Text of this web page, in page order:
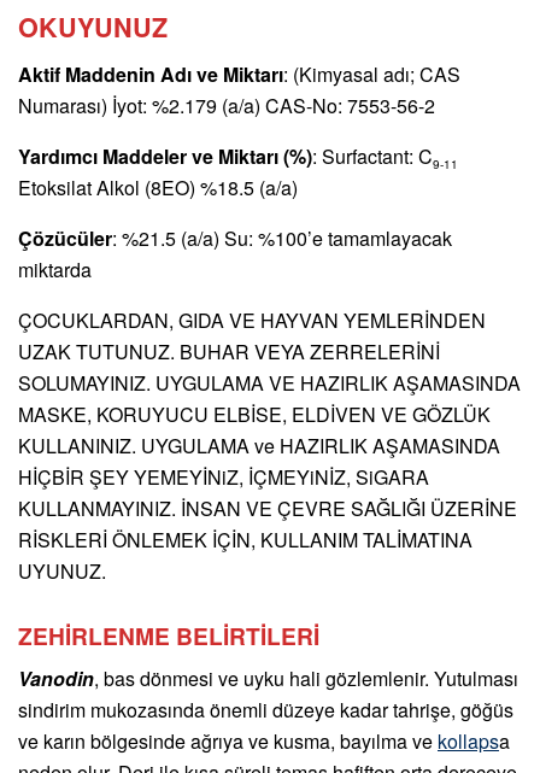
OKUYUNUZ
Aktif Maddenin Adı ve Miktarı: (Kimyasal adı; CAS
Numarası) İyot: %2.179 (a/a) CAS-No: 7553-56-2
Yardımcı Maddeler ve Miktarı (%): Surfactant: C9-11
Etoksilat Alkol (8EO) %18.5 (a/a)
Çözücüler: %21.5 (a/a) Su: %100’e tamamlayacak
miktarda
ÇOCUKLARDAN, GIDA VE HAYVAN YEMLERİNDEN
UZAK TUTUNUZ. BUHAR VEYA ZERRELERİNİ
SOLUMAYINIZ. UYGULAMA VE HAZIRLIK AŞAMASINDA
MASKE, KORUYUCU ELBİSE, ELDİVEN VE GÖZLÜK
KULLANINIZ. UYGULAMA ve HAZIRLIK AŞAMASINDA
HİÇBİR ŞEY YEMEYİNiZ, İÇMEYiNİZ, SiGARA
KULLANMAYINIZ. İNSAN VE ÇEVRE SAĞLIĞI ÜZERİNE
RİSKLERİ ÖNLEMEK İÇİN, KULLANIM TALİMATINA
UYUNUZ.
ZEHİRLENME BELİRTİLERİ
Vanodin, bas dönmesi ve uyku hali gözlemlenir. Yutulması
sindirim mukozasında önemli düzeye kadar tahrişe, göğüs
ve karın bölgesinde ağrıya ve kusma, bayılma ve kollapsa